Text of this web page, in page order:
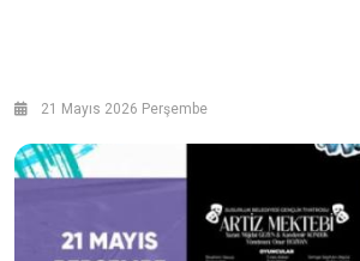
21 Mayıs 2026 Perşembe